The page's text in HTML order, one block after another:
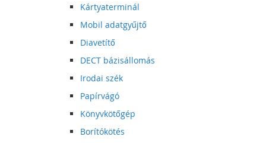
Kártyaterminál
Mobil adatgyűjtő
Diavetítő
DECT bázisállomás
Irodai szék
Papírvágó
Könyvkötőgép
Borítókötés